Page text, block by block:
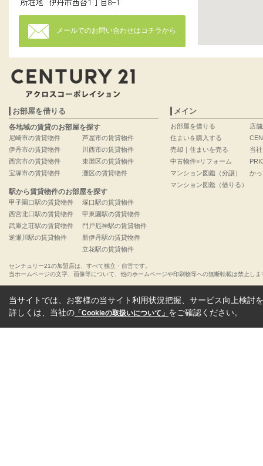
メールでのお問い合わせはコチラから
お部屋を借りる
各地域の賃貸のお部屋を探す
尼崎市の賃貸物件
伊丹市の賃貸物件
西宮市の賃貸物件
宝塚市の賃貸物件
芦屋市の賃貸物件
川西市の賃貸物件
東灘区の賃貸物件
灘区の賃貸物件
駅から賃貸物件のお部屋を探す
甲子園口駅の賃貸物件
西宮北口駅の賃貸物件
武庫之荘駅の賃貸物件
逆瀬川駅の賃貸物件
塚口駅の賃貸物件
甲東園駅の賃貸物件
門戸厄神駅の賃貸物件
新伊丹駅の賃貸物件
立花駅の賃貸物件
メイン
お部屋を借りる
住まいを購入する
売却｜住まいを売る
中古物件×リフォーム
マンション図鑑（分譲）
マンション図鑑（借りる）
店
当
か
センチュリー21の加盟店は、すべて独立・自営です。
当ホームページの文字、画像等について、他のホームページや印刷物等への無断転載は禁止しま
当サイトでは、お客様の当サイト利用状況把握、サービス向上検討
詳しくは、当社の 「Cookieの取扱いについて」 をご確認ください。